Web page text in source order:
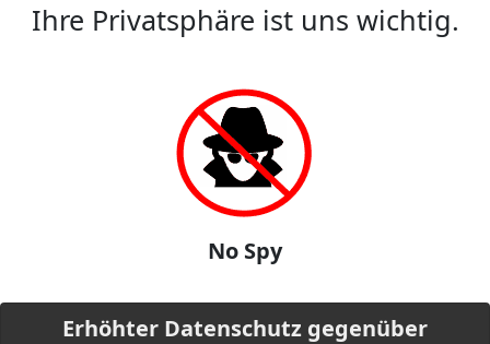
Ihre Privatsphäre ist uns wichtig.
No Spy
Erhöhter Datenschutz gegenüber